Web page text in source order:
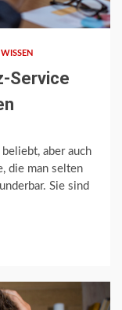
WISSEN
Service
aber auch
die man selten
Sie sind